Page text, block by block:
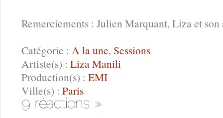
Remerciements : Julien Marquant, Liza et son
Catégorie : A la une, Sessions
Artiste(s) : Liza Manili
Production(s) : EMI
Ville(s) : Paris